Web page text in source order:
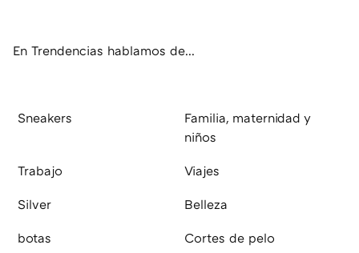
En Trendencias hablamos de...
Sneakers
Familia, maternidad y
niños
Trabajo Viajes
Silver Belleza
botas Cortes de pelo